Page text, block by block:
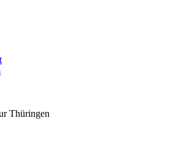
Thüringen